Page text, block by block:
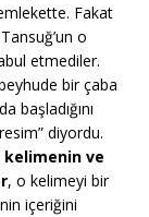
Fakat
o
etmediler.
bir çaba
başladığını
diyordu.
kelimenin ve
, o kelimeyi bir
içeriğini